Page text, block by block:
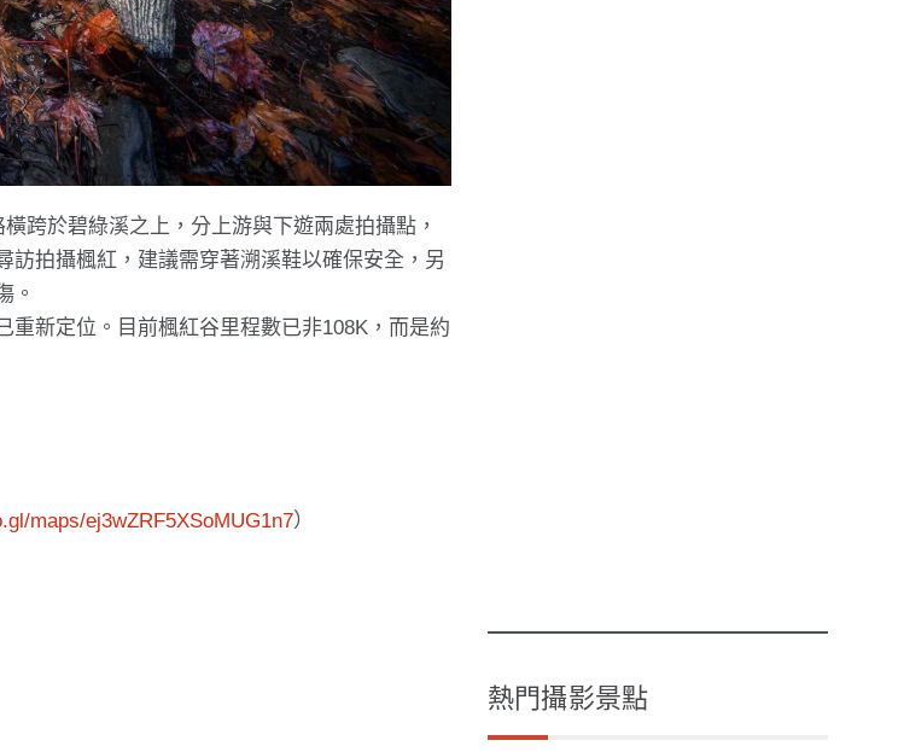
跨於碧綠溪之上，分上游與下遊兩處拍攝點，
拍攝楓紅，建議需穿著溯溪鞋以確保安全，另
。
新定位。目前楓紅谷里程數已非108K，而是約
maps/ej3wZRF5XSoMUG1n7）
熱門攝影景點